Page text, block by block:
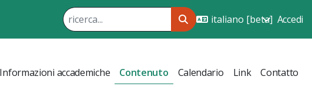
Accedi
Informazioni accademiche Contenuto Calendario Link Contatto